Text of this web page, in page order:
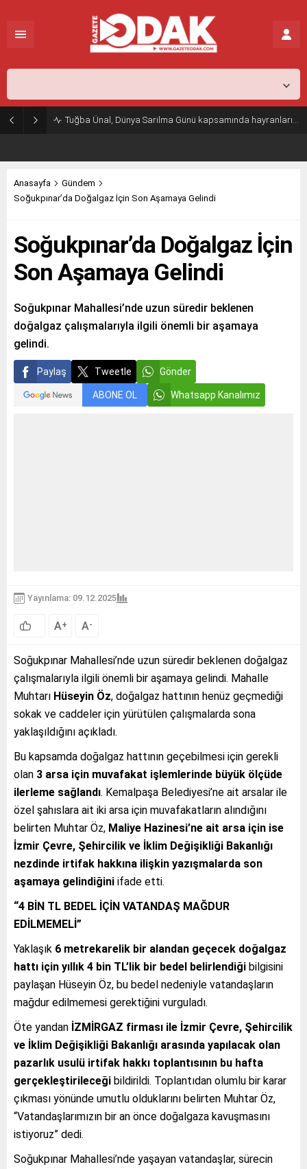
Tuğba Ünal, Dünya Sarılma Günü kapsamında hayranlarıyla buluştu
Anasayfa
Gündem
Soğukpınar’da Doğalgaz İçin Son Aşamaya Gelindi
Soğukpınar’da Doğalgaz İçin
Son Aşamaya Gelindi
Soğukpınar Mahallesi’nde uzun süredir beklenen
doğalgaz çalışmalarıyla ilgili önemli bir aşamaya
gelindi.
Paylaş Tweetle Gönder
ABONE OL Whatsapp Kanalımız
Yayınlama: 09.12.2025
A+ A-
Soğukpınar Mahallesi’nde uzun süredir beklenen doğalgaz
çalışmalarıyla ilgili önemli bir aşamaya gelindi. Mahalle
Muhtarı Hüseyin Öz, doğalgaz hattının henüz geçmediği
sokak ve caddeler için yürütülen çalışmalarda sona
yaklaşıldığını açıkladı.
Bu kapsamda doğalgaz hattının geçebilmesi için gerekli
olan 3 arsa için muvafakat işlemlerinde büyük ölçüde
ilerleme sağlandı. Kemalpaşa Belediyesi’ne ait arsalar ile
özel şahıslara ait iki arsa için muvafakatların alındığını
belirten Muhtar Öz, Maliye Hazinesi’ne ait arsa için ise
İzmir Çevre, Şehircilik ve İklim Değişikliği Bakanlığı
nezdinde irtifak hakkına ilişkin yazışmalarda son
aşamaya gelindiğini ifade etti.
“4 BİN TL BEDEL İÇİN VATANDAŞ MAĞDUR
EDİLMEMELİ”
Yaklaşık 6 metrekarelik bir alandan geçecek doğalgaz
hattı için yıllık 4 bin TL’lik bir bedel belirlendiği bilgisini
paylaşan Hüseyin Öz, bu bedel nedeniyle vatandaşların
mağdur edilmemesi gerektiğini vurguladı.
Öte yandan İZMİRGAZ firması ile İzmir Çevre, Şehircilik
ve İklim Değişikliği Bakanlığı arasında yapılacak olan
pazarlık usulü irtifak hakkı toplantısının bu hafta
gerçekleştirileceği bildirildi. Toplantıdan olumlu bir karar
çıkması yönünde umutlu olduklarını belirten Muhtar Öz,
“Vatandaşlarımızın bir an önce doğalgaza kavuşmasını
istiyoruz” dedi.
Soğukpınar Mahallesi’nde yaşayan vatandaşlar, sürecin